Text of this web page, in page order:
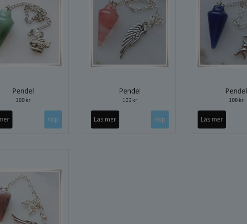
Pendel
100 kr
Pendel
100 kr
Läs mer
Pendel
100 kr
Läs mer